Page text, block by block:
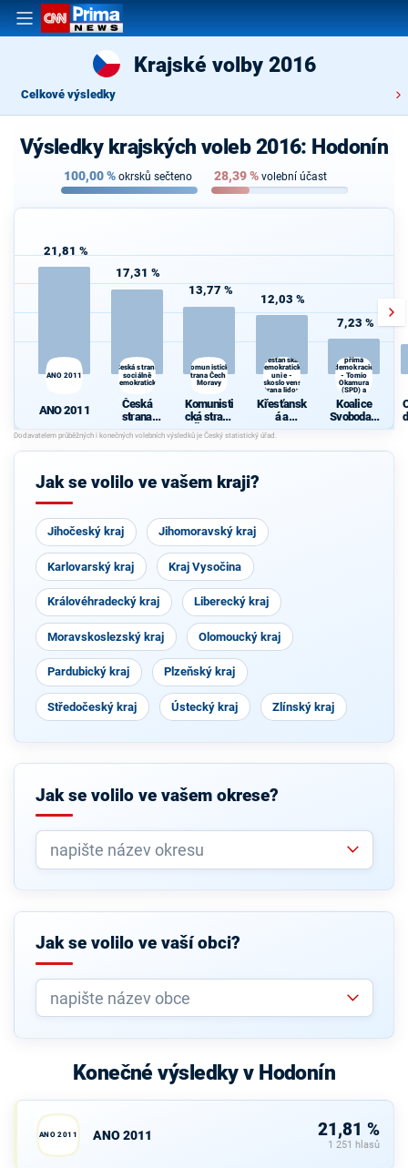
Krajské volby 2016
Celkové výsledky
Výsledky krajských voleb 2016: Hodonín
100,00% okrsků sečteno 28,39% volební účast
21,81 %
ANO 2011
ANO 2011
17,31 %
Česká strana
sociálně
demokratická
Česká
strana
sociálně
demokrati
cká
13,77 %
Komunistická
strana Čech a
Moravy
Komunisti
cká strana
Čech a
Moravy
12,03 %
Křesťanská a
demokratická
unie -
Československá
strana lidová
Křesťansk
á a
demokrati
cká unie -
Českoslov
7,23 %
přímá
demokracie
- Tomio
Okamura
(SPD) a
Strana Práv
Občanů
Koalice
Svoboda a
přímá
e - Tomio
Jak se volilo ve vašem kraji?
Jihočeský kraj Jihomoravský kraj
Karlovarský kraj Kraj Vysočina
Královéhradecký kraj Liberecký kraj
Moravskoslezský kraj Olomoucký kraj
Pardubický kraj Plzeňský kraj
Středočeský kraj Ústecký kraj Zlínský kraj
Jak se volilo ve vašem okrese?
Jak se volilo ve vaší obci?
Konečné výsledky v Hodonín
ANO 2011 ANO 2011 21,81 %
1 251 hlasů